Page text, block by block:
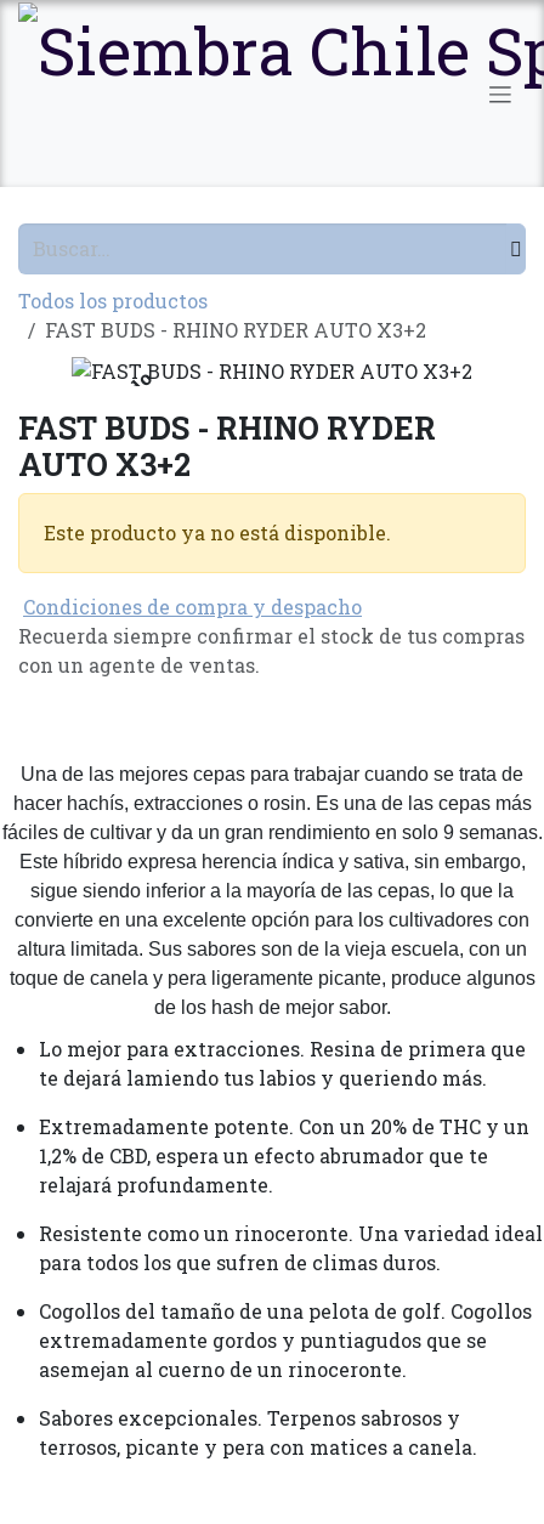
Ir al contenido
Todos los productos
FAST BUDS - RHINO RYDER AUTO X3+2
Agotado
FAST BUDS - RHINO RYDER
AUTO X3+2
Este producto ya no está disponible.
Condiciones de compra y despacho
Recuerda siempre confirmar el stock de tus compras
con un agente de ventas.
Una de las mejores cepas para trabajar cuando se trata de
hacer hachís, extracciones o rosin. Es una de las cepas más
fáciles de cultivar y da un gran rendimiento en solo 9 semanas.
Este híbrido expresa herencia índica y sativa, sin embargo,
sigue siendo inferior a la mayoría de las cepas, lo que la
convierte en una excelente opción para los cultivadores con
altura limitada. Sus sabores son de la vieja escuela, con un
toque de canela y pera ligeramente picante, produce algunos
de los hash de mejor sabor.
Lo mejor para extracciones. Resina de primera que
te dejará lamiendo tus labios y queriendo más.
Extremadamente potente. Con un 20% de THC y un
1,2% de CBD, espera un efecto abrumador que te
relajará profundamente.
Resistente como un rinoceronte. Una variedad ideal
para todos los que sufren de climas duros.
Cogollos del tamaño de una pelota de golf. Cogollos
extremadamente gordos y puntiagudos que se
asemejan al cuerno de un rinoceronte.
Sabores excepcionales. Terpenos sabrosos y
terrosos, picante y pera con matices a canela.